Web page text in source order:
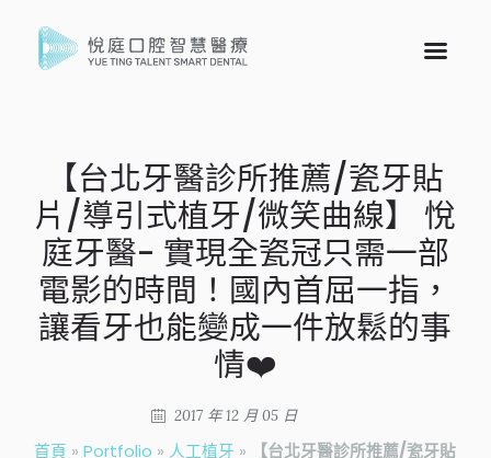
【台北牙醫診所推薦/瓷牙貼
片/導引式植牙/微笑曲線】 悅
庭牙醫- 實現全瓷冠只需一部
電影的時間！國內首屈一指，
讓看牙也能變成一件放鬆的事
情❤️
2017 年 12 月 05 日
首頁 »Portfolio » 人工植牙 »
【台北牙醫診所推薦/瓷牙貼